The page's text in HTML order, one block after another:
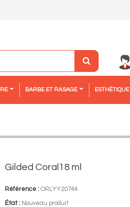
BARBE ET RASAGE ESTHÉTIQUE
Gilded Coral18 ml
Référence : ORLYY20744
État : Nouveau produit